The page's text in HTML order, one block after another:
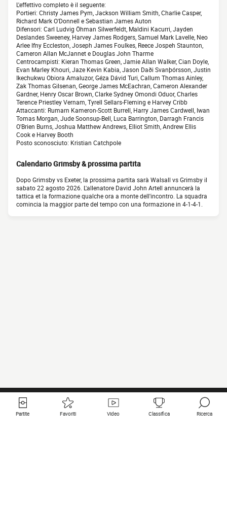
L'effettivo completo è il seguente:
Portieri: Christy James Pym, Jackson William Smith, Charlie Casper,
Richard Mark O'Donnell e Sebastian James Auton
Difensori: Carl Ludvig Öhman Silwerfeldt, Maldini Kacurri, Jayden
Deslandes Sweeney, Harvey James Rodgers, Samuel Mark Lavelle, Neo
Arlee Ifny Eccleston, Joseph James Foulkes, Reece Jospeh Staunton,
Cameron Allan McJannet e Douglas John Tharme
Centrocampisti: Kieran Thomas Green, Jamie Allan Walker, Cian Doyle,
Evan Marley Khouri, Jaze Kevin Kabia, Jason Daði Svanþórsson, Justin
Ikechukwu Obiora Amaluzor, Géza Dávid Turi, Callum Thomas Ainley,
Zak Thomas Gilsenan, George James McEachran, Cameron Alexander
Gardner, Henry Oscar Brown, Clarke Sydney Omondi Oduor, Charles
Terence Priestley Vernam, Tyrell Sellars-Fleming e Harvey Cribb
Attaccanti: Rumarn Kameron-Scott Burrell, Harry James Cardwell, Iwan
Tomas Morgan, Jude Soonsup-Bell, Luca Barrington, Darragh Francis
O'Brien Burns, Joshua Matthew Andrews, Elliot Smith, Andrew Ellis
Cook e Harvey Booth
Posto sconosciuto: Kristian Catchpole
Calendario Grimsby & prossima partita
Dopo Grimsby vs Exeter, la prossima partita sarà Walsall vs Grimsby il
sabato 22 agosto 2026. L'allenatore David John Artell annuncerà la
tattica et la formazione qualche ora a monte dell'incontro. La squadra
comincia la maggior parte del tempo con una formazione in 4-1-4-1.
Partite Favoriti Video Classifica Ricerca